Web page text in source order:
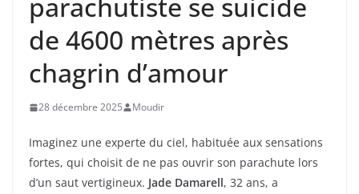
parachutiste se suicide
de 4600 mètres après
chagrin d’amour
28 décembre 2025 Moudir
Imaginez une experte du ciel, habituée aux sensations
fortes, qui choisit de ne pas ouvrir son parachute lors
d’un saut vertigineux. Jade Damarell, 32 ans, a